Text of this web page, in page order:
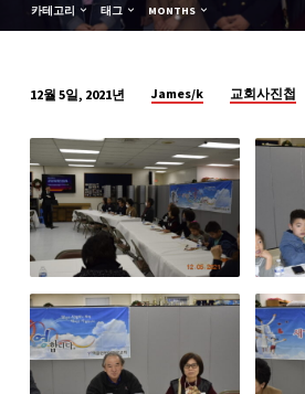
카테고리 태그 MONTHS
가
족
환
영
회
:
2021.12.5”
12월 5일, 2021년 James/k 교회사진첩